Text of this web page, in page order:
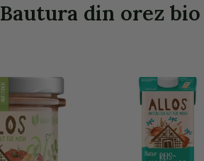
Bautura din orez